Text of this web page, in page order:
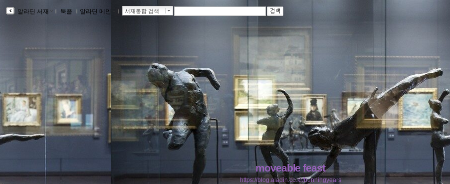
알라딘 서재 ｌ 북플 ｌ 알라딘 메인 ｌ 서재통합 검색
moveable feast
https://blog.aladin.co.kr/bunningyears